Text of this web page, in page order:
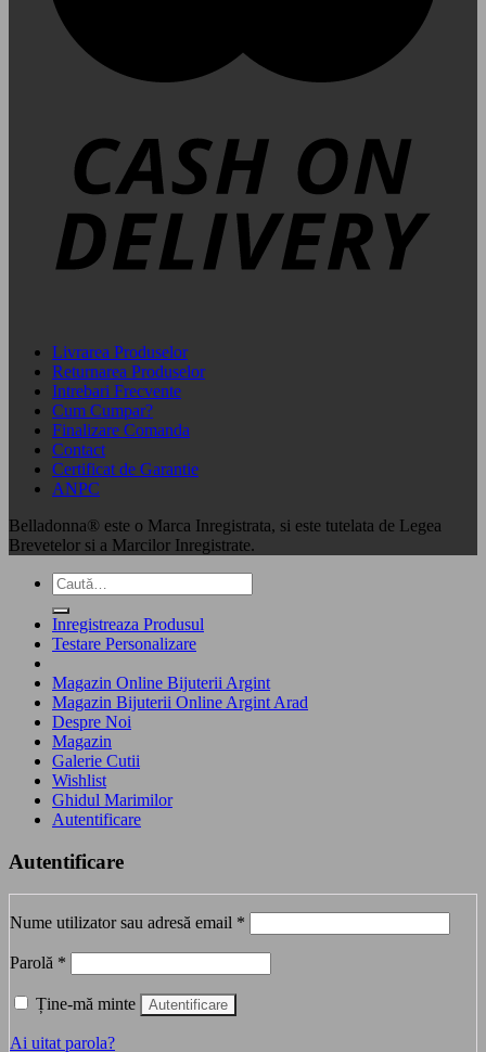
Livrarea Produselor
Returnarea Produselor
Intrebari Frecvente
Cum Cumpar?
Finalizare Comanda
Contact
Certificat de Garantie
ANPC
Belladonna® este o Marca Inregistrata, si este tutelata de Legea
Brevetelor si a Marcilor Inregistrate.
Caută
după:
Inregistreaza Produsul
Testare Personalizare
Magazin Online Bijuterii Argint
Magazin Bijuterii Online Argint Arad
Despre Noi
Magazin
Galerie Cutii
Wishlist
Ghidul Marimilor
Autentificare
Autentificare
Nume utilizator sau adresă email *
Parolă *
Ține-mă minte Autentificare
Ai uitat parola?